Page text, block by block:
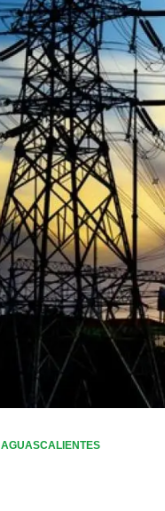
AGUASCALIENTES